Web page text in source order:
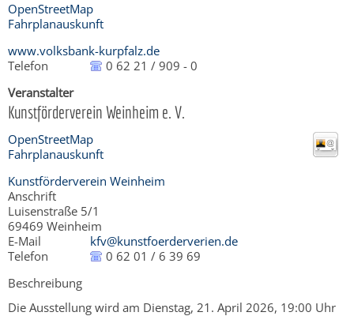
OpenStreetMap
Fahrplanauskunft
www.volksbank-kurpfalz.de
Telefon
0 62 21 / 909 - 0
Veranstalter
Kunstförderverein Weinheim e. V.
OpenStreetMap
Fahrplanauskunft
Kunstförderverein Weinheim
Anschrift
Luisenstraße 5/1
69469 Weinheim
E-Mail
kfv@kunstfoerderverien.de
Telefon
0 62 01 / 6 39 69
Beschreibung
Die Ausstellung wird am Dienstag, 21. April 2026, 19:00 Uhr